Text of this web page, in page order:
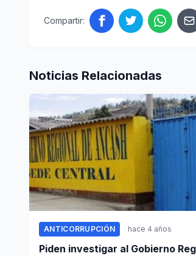
Compartir:
Noticias Relacionadas
ANTICORRUPCIÓN hace 4 años
Piden investigar al Gobierno